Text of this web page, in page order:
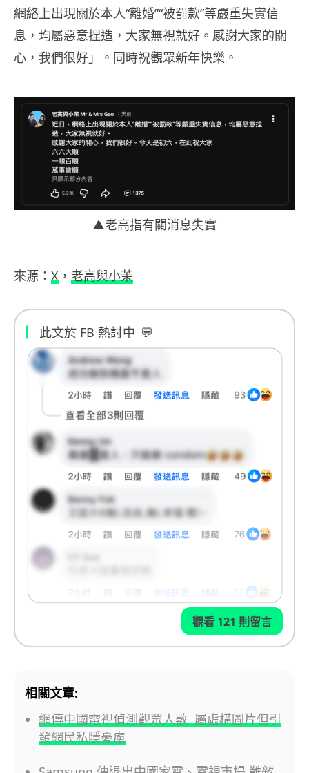
網絡上出現關於本人“離婚”“被罰款”等嚴重失實信
息，均屬惡意捏造，大家無視就好。感謝大家的關
心，我們很好」。同時祝觀眾新年快樂。
▲老高指有關消息失實
來源： X ， 老高與小茉
此文於 FB 熱討中 💬
觀看 121 則留言
相關文章:
網傳中國電視偵測觀眾人數 屬虛構圖片但引
發網民私隱憂慮